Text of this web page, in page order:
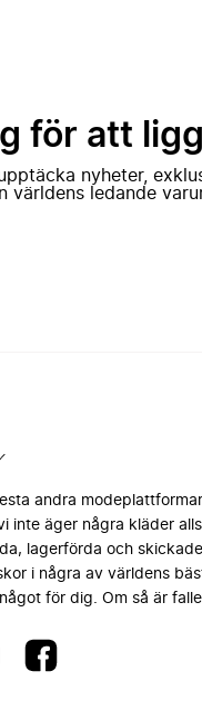
för att
nyheter,
världens ledande
andra
inte äger några kläder
lagerförda och
i några av världens
för dig. Om så är